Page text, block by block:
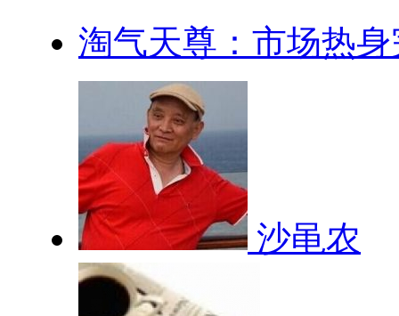
淘气天尊：市场热
沙黾农